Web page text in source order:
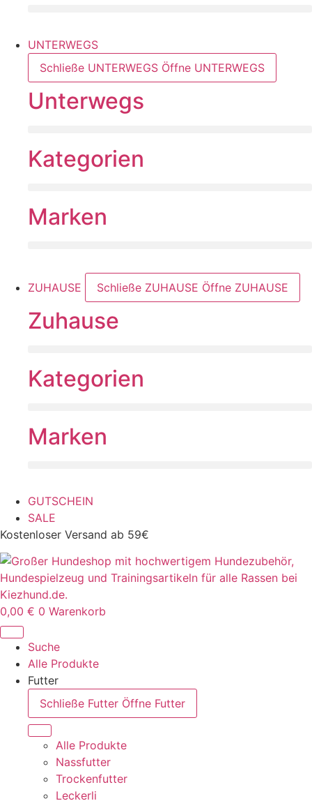
UNTERWEGS
Schließe UNTERWEGS Öffne UNTERWEGS
Unterwegs
Kategorien
Marken
ZUHAUSE Schließe ZUHAUSE Öffne ZUHAUSE
Zuhause
Kategorien
Marken
GUTSCHEIN
SALE
Kostenloser Versand ab 59€
0,00 € 0 Warenkorb
Suche
Alle Produkte
Futter
Schließe Futter Öffne Futter
Alle Produkte
Nassfutter
Trockenfutter
Leckerli